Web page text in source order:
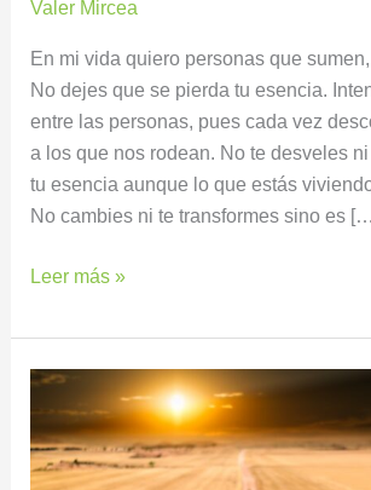
Valer Mircea
En mi vida quiero personas que
No dejes que se pierda tu esencia.
entre las personas, pues cada vez
a los que nos rodean. No te desveles
tu esencia aunque lo que estás
No cambies ni te transformes sino es
Leer más »
AMA
CAMINO
POR